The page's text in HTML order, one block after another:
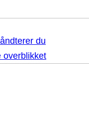
du
overblikket